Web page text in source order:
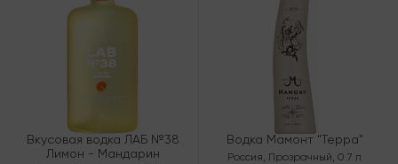
Вкусовая водка ЛАБ №38
Лимон - Мандарин
Водка Мамонт "Терра"
Россия, Прозрачный, 0.7 л